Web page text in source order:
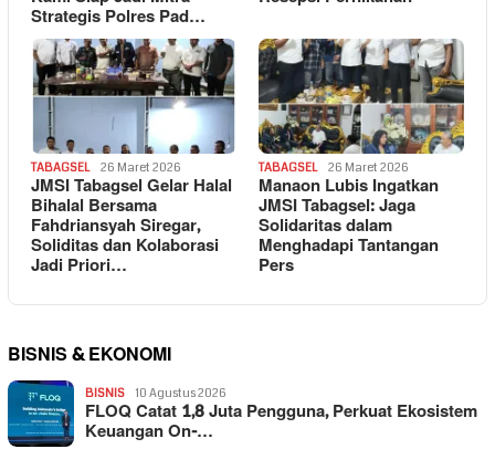
Strategis Polres Pad…
TABAGSEL 26 Maret 2026
JMSI Tabagsel Gelar Halal
Bihalal Bersama
Fahdriansyah Siregar,
Soliditas dan Kolaborasi
Jadi Priori…
TABAGSEL 26 Maret 2026
Manaon Lubis Ingatkan
JMSI Tabagsel: Jaga
Solidaritas dalam
Menghadapi Tantangan
Pers
BISNIS & EKONOMI
BISNIS 10 Agustus 2026
FLOQ Catat 1,8 Juta Pengguna, Perkuat Ekosistem
Keuangan On-…